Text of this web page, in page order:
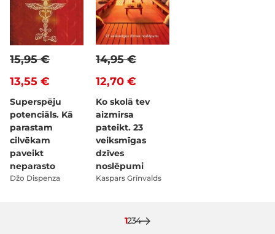
13,55 €
15,95 €
Superspēju
potenciāls. Kā
parastam
cilvēkam
paveikt
neparasto
Džo Dispenza
12,70 €
14,95 €
Ko skolā tev
aizmirsa
pateikt. 23
veiksmīgas
dzīves
noslēpumi
Kaspars Grīnvalds
Pašlaik lasāt lapu
1Lapa
2Lapa
3Lapa
4